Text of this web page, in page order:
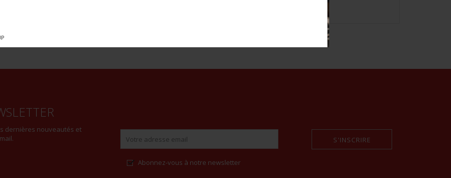
dernières nouveautés et
Abonnez-vous à notre newsletter
S'INSCRIRE